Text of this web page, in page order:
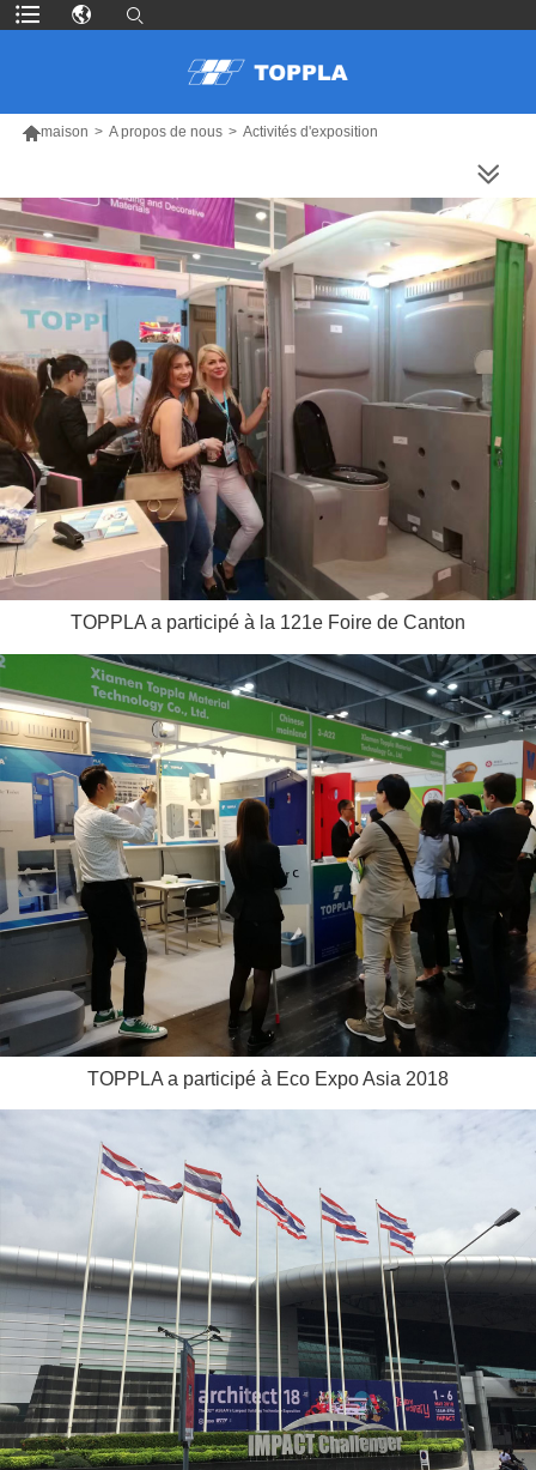
maison > A propos de nous > Activités d'exposition
TOPPLA a participé à la 121e Foire de Canton
TOPPLA a participé à Eco Expo Asia 2018